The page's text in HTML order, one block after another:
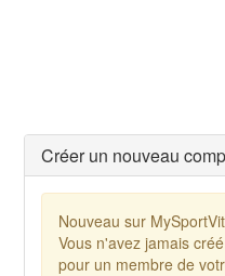
Créer un nouveau
Nouveau sur
Vous n'avez jamais
pour un membre de